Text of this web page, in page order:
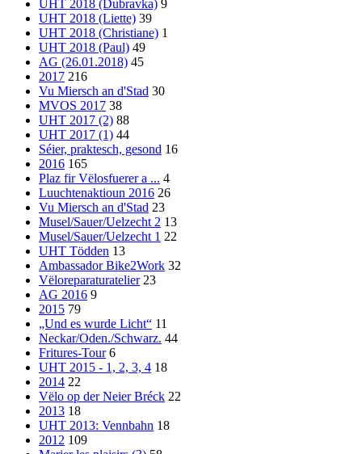
UHT 2018 (Dubravka) 9
UHT 2018 (Liette) 39
UHT 2018 (Christiane) 1
UHT 2018 (Paul) 49
AG (26.01.2018) 45
2017 216
Vu Miersch an d'Stad 30
MVOS 2017 38
UHT 2017 (2) 88
UHT 2017 (1) 44
Séier, praktesch, gesond 16
2016 165
Plaz fir Vëlosfuerer a ... 4
Luuchtenaktioun 2016 26
Vu Miersch an d'Stad 23
Musel/Sauer/Uelzecht 2 13
Musel/Sauer/Uelzecht 1 22
UHT Tödden 13
Ambassador Bike2Work 32
Vëloreparaturatelier 23
AG 2016 9
2015 79
„Und es wurde Licht“ 11
Neckar/Oden./Schwarz. 44
Fritures-Tour 6
UHT 2015 - 1, 2, 3, 4 18
2014 22
Vëlo op der Neier Bréck 22
2013 18
UHT 2013: Vennbahn 18
2012 109